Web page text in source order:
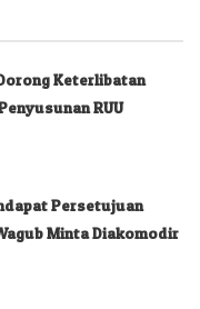
Keterlibatan
RUU
Persetujuan
Minta Diakomodir